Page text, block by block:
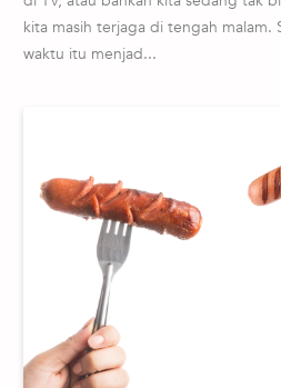
kita masih terjaga di tengah malam.
waktu itu menjad...